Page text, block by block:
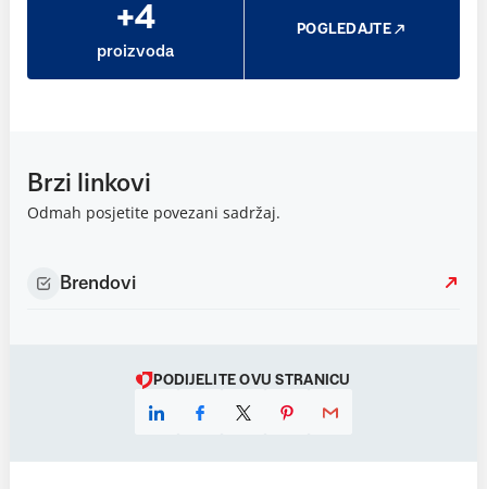
+4
proizvoda
POGLEDAJTE
Brzi linkovi
Odmah posjetite povezani sadržaj.
Brendovi
PODIJELITE OVU STRANICU